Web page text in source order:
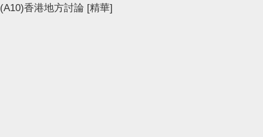
(A10)香港地方討論 [精華]